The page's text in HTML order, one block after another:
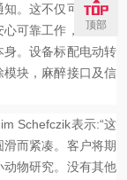
。这不仅可以最大
可靠工作，使研究
身。设备标配电动转
块，麻醉接口及信
Schefczik表示:“这
而紧凑。客户将期
物研究。没有其他
顶部